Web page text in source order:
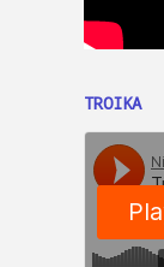
TROIKA